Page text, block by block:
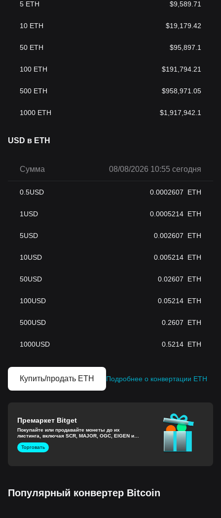
важно понимать сложные системы, действующие в этой
В заключение
является ключевым проектом DeFi, предоставляя
доллару США. Инновационный алгоритмический дизайн и
избыточное обеспечение гарантируют стабильность и
децентрализованной финансовой экосистеме.
стейблкоин MakerDAO несет в себе определенные риски,
5 ETH $9,589.71
10 ETH $19,179.42
50 ETH $95,897.1
100 ETH $191,794.21
500 ETH $958,971.05
1000 ETH $1,917,942.1
USD в ETH
Сумма 08/08/2026 10:55 сегодня
0.5USD 0.0002607 ETH
1 USD 0.0005214 ETH
5USD 0.002607 ETH
10USD 0.005214 ETH
50USD 0.02607 ETH
100USD 0.05214 ETH
500USD 0.2607 ETH
1000USD 0.5214 ETH
Купить/продать ETH Подробнее о конвертации ETH
Премаркет Bitget
Покупайте или продавайте монеты до их
листинга, включая SCR, MAJOR, OGC, EIGEN и
другие.
Торговать
Популярный конвертер Bitcoin